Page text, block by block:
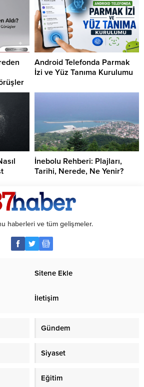
Android Telefonda Parmak
İzi ve Yüz Tanıma Kurulumu
İnebolu Rehberi: Plajları,
Tarihi, Nerede, Ne Yenir?
haberleri ve tüm gelişmeler.
Sitene Ekle
İletişim
Gündem
Siyaset
Eğitim